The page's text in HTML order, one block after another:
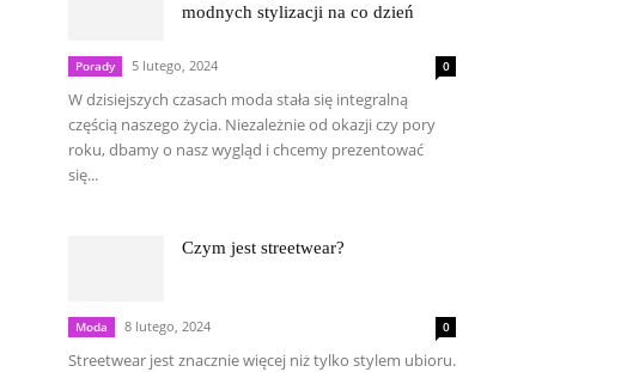
modnych stylizacji na co dzień
Porady 5 lutego, 2024 0
W dzisiejszych czasach moda stała się integralną
częścią naszego życia. Niezależnie od okazji czy pory
roku, dbamy o nasz wygląd i chcemy prezentować
się...
Czym jest streetwear?
Moda 8 lutego, 2024 0
Streetwear jest znacznie więcej niż tylko stylem ubioru.